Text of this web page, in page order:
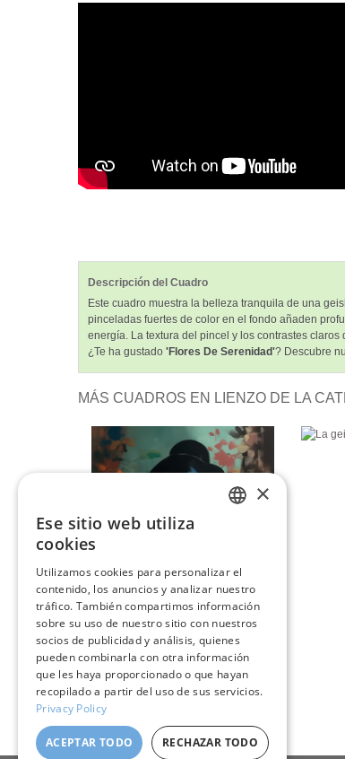
Descripción del Cuadro
Este cuadro muestra la belleza tranquila de una
pinceladas fuertes de color en el fondo añaden
energía. La textura del pincel y los contrastes
¿Te ha gustado 'Flores De Serenidad'? Descubre
MÁS CUADROS EN LIENZO DE LA
Chica En Kimono
80,00 €
GERMAN
FRENCH
SPANISH
×
Ese sitio web utiliza
cookies
Utilizamos cookies para personalizar el
contenido, los anuncios y analizar nuestro
tráfico. También compartimos información
sobre su uso de nuestro sitio con nuestros
socios de publicidad y análisis, quienes
pueden combinarla con otra información
que les haya proporcionado o que hayan
recopilado a partir del uso de sus servicios.
Privacy Policy
ACEPTAR TODO RECHAZAR TODO